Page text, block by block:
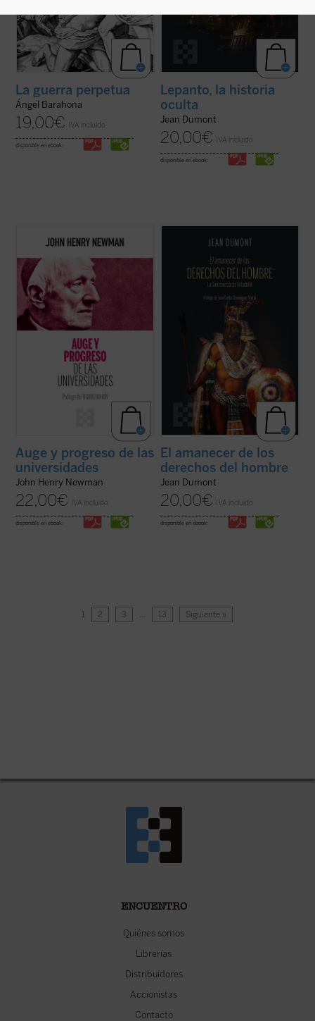
La guerra perpetua
Ángel Barahona
19,00€ IVA incluido
disponible en ebook:
Lepanto, la historia
oculta
Jean Dumont
20,00€ IVA incluido
disponible en ebook:
Hábilmente escrito y muy diáfano, el libro
presenta, acompañado de las notas de los
una invitación a la reflexión sobre el ser y
misión de la universidad que no olvide las
raíces que la sustentan.... (ver ficha)
Auge y progreso de las
universidades
John Henry Newman
22,00€ IVA incluido
disponible en ebook:
para el mundo: por primera vez en la
expansión de su imperio para suscitar un
debate: ¿es conforme a la justicia la
civilización y conversión de los indios del
El amanecer de los
derechos del hombre
Jean Dumont
20,00€ IVA incluido
disponible en ebook:
1 2 3 … 13 Siguiente »
ENCUENTRO
Quiénes somos
Librerías
Distribuidores
Accionistas
Contacto